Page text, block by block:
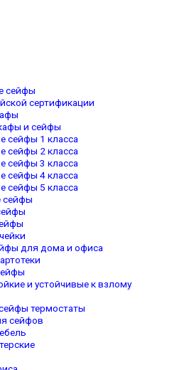
сейфы
сертификации
и сейфы
сейфы 1 класса
сейфы 2 класса
сейфы 3 класса
сейфы 4 класса
сейфы 5 класса
сейфы
для дома и офиса
и устойчивые к взлому
термостаты
сейфов